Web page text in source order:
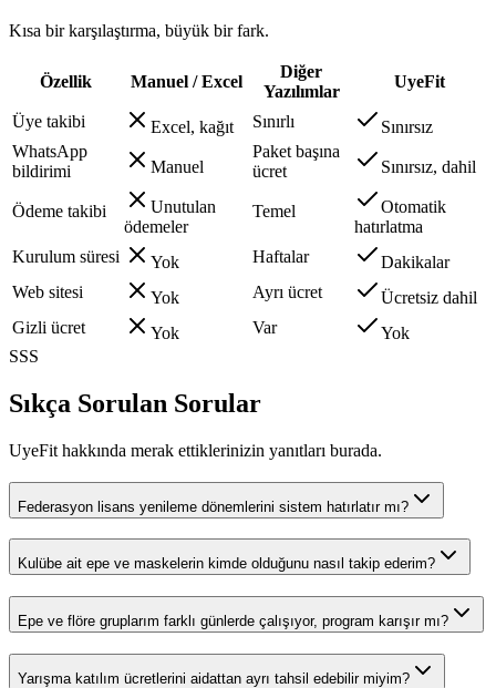
Kısa bir karşılaştırma, büyük bir fark.
Özellik Manuel / Excel
Diğer
Yazılımlar
UyeFit
Üye takibi Excel, kağıt Sınırlı
Sınırsız
WhatsApp
bildirimi
Manuel
Paket başına
ücret
Sınırsız, dahil
Ödeme takibi
Unutulan
ödemeler
Temel
Otomatik
hatırlatma
Kurulum süresi
Yok Haftalar
Dakikalar
Web sitesi
Yok Ayrı ücret
Ücretsiz dahil
Gizli ücret
Yok Var
Yok
SSS
Sıkça Sorulan Sorular
UyeFit hakkında merak ettiklerinizin yanıtları burada.
Federasyon lisans yenileme dönemlerini sistem hatırlatır mı?
Kulübe ait epe ve maskelerin kimde olduğunu nasıl takip ederim?
Epe ve flöre gruplarım farklı günlerde çalışıyor, program karışır mı?
Yarışma katılım ücretlerini aidattan ayrı tahsil edebilir miyim?